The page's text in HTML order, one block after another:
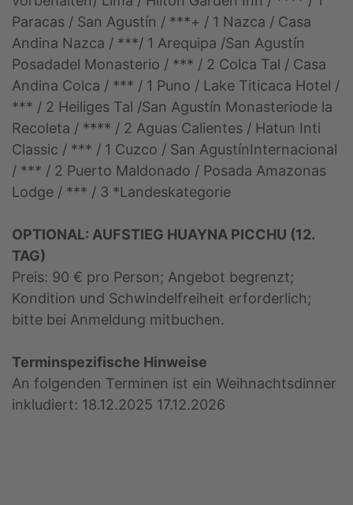
Paracas / San Agustín / ***+ / 1 Nazca / Casa
Andina Nazca / ***/ 1 Arequipa /San Agustín
Posadadel Monasterio / *** / 2 Colca Tal / Casa
Andina Colca / *** / 1 Puno / Lake Titicaca Hotel /
*** / 2 Heiliges Tal /San Agustín Monasteriode la
Recoleta / **** / 2 Aguas Calientes / Hatun Inti
Classic / *** / 1 Cuzco / San AgustínInternacional
/ *** / 2 Puerto Maldonado / Posada Amazonas
Lodge / *** / 3 *Landeskategorie
OPTIONAL: AUFSTIEG HUAYNA PICCHU (12.
TAG)
Preis: 90 € pro Person; Angebot begrenzt;
Kondition und Schwindelfreiheit erforderlich;
bitte bei Anmeldung mitbuchen.
Terminspezifische Hinweise
An folgenden Terminen ist ein Weihnachtsdinner
inkludiert: 18.12.2025 17.12.2026